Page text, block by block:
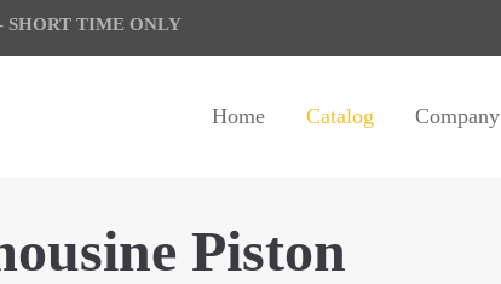
SHORT TIME ONLY
Home Catalog Company
Piston